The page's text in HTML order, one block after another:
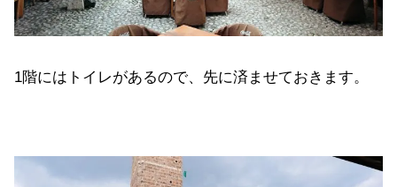
1階にはトイレがあるので、先に済ませておきます。